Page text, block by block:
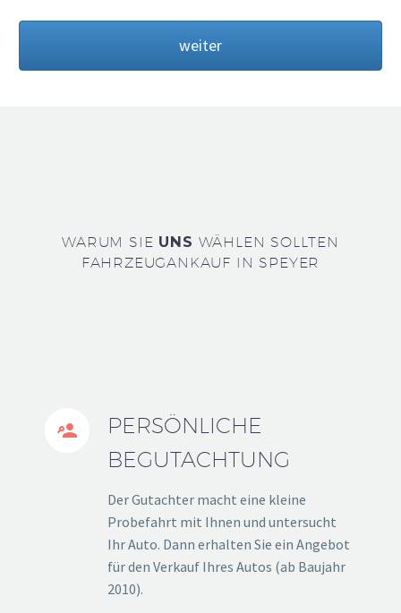
weiter
WARUM SIE UNS WÄHLEN SOLLTEN
FAHRZEUGANKAUF IN SPEYER


PERSÖNLICHE
BEGUTACHTUNG
Der Gutachter macht eine kleine
Probefahrt mit Ihnen und untersucht
Ihr Auto. Dann erhalten Sie ein Angebot
für den Verkauf Ihres Autos (ab Baujahr
2010).